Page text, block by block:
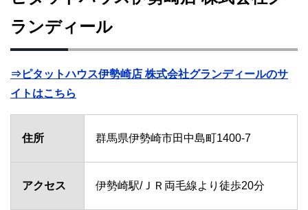
ランディール
⇒ピタットハウス伊勢崎店 株式会社グランディールのサ
イトはこちら
住所 群馬県伊勢崎市田中島町1400-7
アクセス 伊勢崎駅/ＪＲ両毛線より徒歩20分